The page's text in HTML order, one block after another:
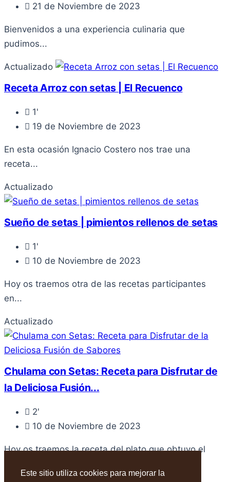
Este sitio utiliza cookies para mejorar la
21 de Noviembre de 2023
Bienvenidos a una experiencia culinaria que
pudimos...
Actualizado
Receta Arroz con setas | El Recuenco
1'
19 de Noviembre de 2023
En esta ocasión Ignacio Costero nos trae una
receta...
Actualizado
Sueño de setas | pimientos rellenos de setas
1'
10 de Noviembre de 2023
Hoy os traemos otra de las recetas participantes
en...
Actualizado
Chulama con Setas: Receta para Disfrutar de
la Deliciosa Fusión...
2'
10 de Noviembre de 2023
Hoy os traemos la receta del plato que obtuvo el